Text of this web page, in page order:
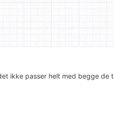
ikke passer helt med begge de